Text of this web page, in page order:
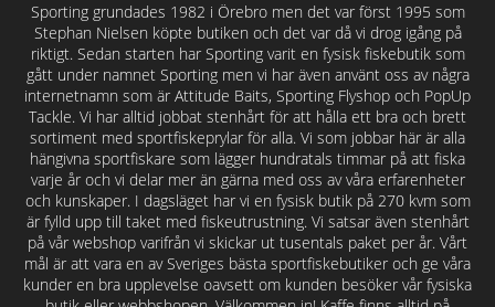
Sporting grundades 1982 i Örebro men det var först 1995 som
Stephan Nielsen köpte butiken och det var då vi drog igång på
riktigt. Sedan starten har Sporting varit en fysisk fiskebutik som
gått under namnet Sporting men vi har även använt oss av några
internetnamn som är Attitude Baits, Sporting Flyshop och PopUp
Tackle. Vi har alltid jobbat stenhårt för att hålla ett bra och brett
sortiment med sportfiskeprylar för alla. Vi som jobbar här är alla
hängivna sportfiskare som lägger hundratals timmar på att fiska
varje år och vi delar mer än gärna med oss av våra erfarenheter
och kunskaper. I dagsläget har vi en fysisk butik på 270 kvm som
är fylld upp till taket med fiskeutrustning. Vi satsar även stenhårt
på vår webshop varifrån vi skickar ut tusentals paket per år. Vårt
mål är att vara en av Sveriges bästa sportfiskebutiker och ge våra
kunder en bra upplevelse oavsett om kunden besöker vår fysiska